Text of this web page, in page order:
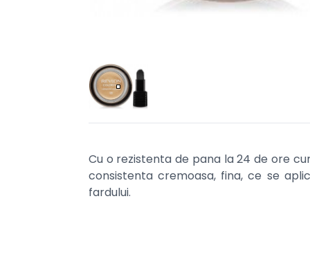
Cu o rezistenta de pana la 24 de ore
consistenta cremoasa, fina, ce se
fardului.